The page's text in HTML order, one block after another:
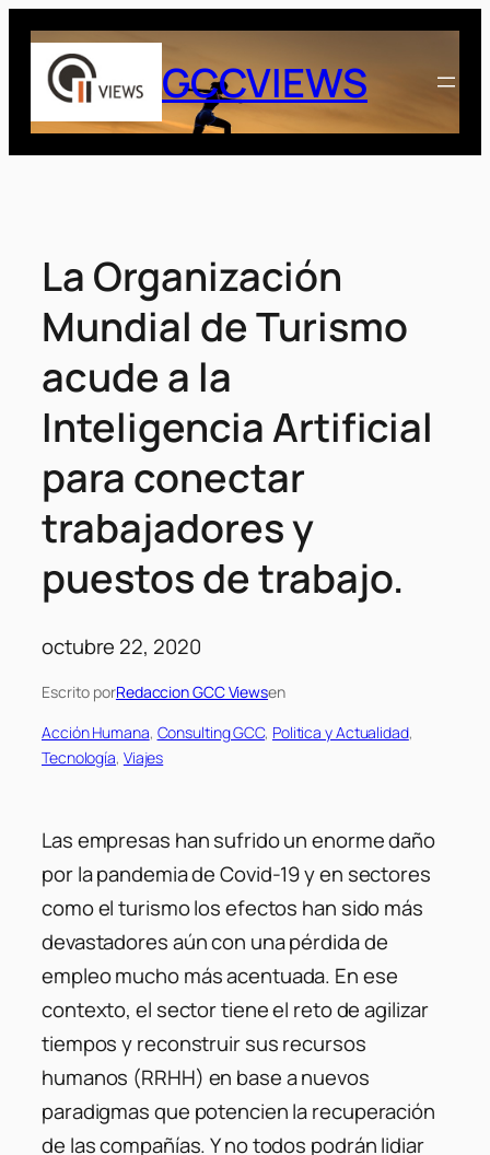
Saltar
contenido
GCCVIEWS
La Organización
Mundial de Turismo
acude a la
Inteligencia Artificial
para conectar
trabajadores y
puestos de trabajo.
octubre 22, 2020
Escrito porRedaccion GCC Viewsen
Acción Humana, Consulting GCC, Politica y Actualidad
Tecnología, Viajes
Las empresas han sufrido un enorme daño
por la pandemia de Covid-19 y en sectores
como el turismo los efectos han sido más
devastadores aún con una pérdida de
empleo mucho más acentuada. En ese
contexto, el sector tiene el reto de agilizar
tiempos y reconstruir sus recursos
humanos (RRHH) en base a nuevos
paradigmas que potencien la recuperación
de las compañías. Y no todos podrán lidiar